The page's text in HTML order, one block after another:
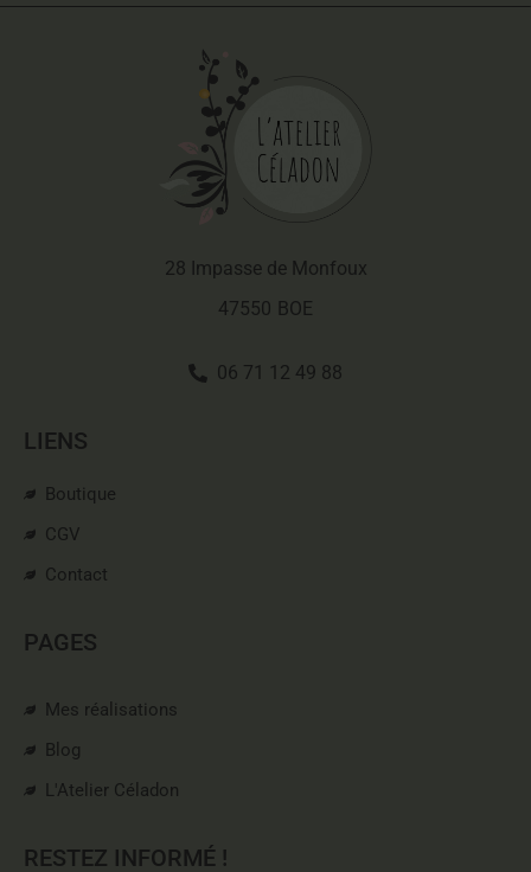
28 Impasse de Monfoux
47550 BOE
06 71 12 49 88
LIENS
Boutique
CGV
Contact
PAGES
Mes réalisations
Blog
L'Atelier Céladon
RESTEZ INFORMÉ !